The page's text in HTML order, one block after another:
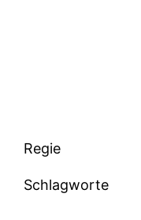
Regie
Schlagworte